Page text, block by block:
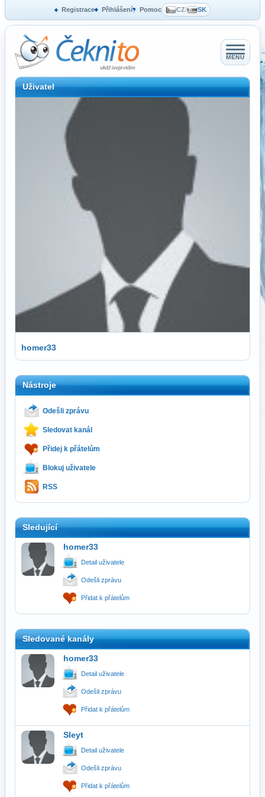
Registrace Přihlášení Pomoc CZ/ SK
MENU
Uživatel
homer33
Nástroje
Odešli zprávu
Sledovat kanál
Přidej k přátelům
Blokuj uživatele
RSS
Sledující
homer33
Detail uživatele
Odešli zprávu
Přidat k přátelům
Sledované kanály
homer33
Detail uživatele
Odešli zprávu
Přidat k přátelům
Sleyt
Detail uživatele
Odešli zprávu
Přidat k přátelům